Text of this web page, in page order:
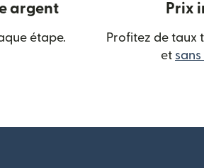
argent
étape.
Prix
Profitez de taux
et